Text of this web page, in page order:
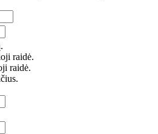
raidė.
raidė.